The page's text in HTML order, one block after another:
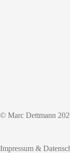
© Marc Dettmann
Impressum &